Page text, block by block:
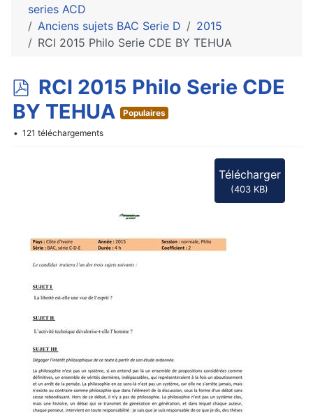
series ACD
Anciens sujets BAC Serie D
2015
RCI 2015 Philo Serie CDE BY TEHUA
p
d
f
RCI 2015 Philo Serie CDE
BY TEHUA
Populaires
121 téléchargements
Télécharger
(403 KB)